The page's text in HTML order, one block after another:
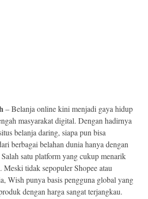
– Belanja online kini menjadi gaya hidup
masyarakat digital. Dengan hadirnya
belanja daring, siapa pun bisa
berbagai belahan dunia hanya dengan
satu platform yang cukup menarik
Meski tidak sepopuler Shopee atau
Wish punya basis pengguna global yang
dengan harga sangat terjangkau.